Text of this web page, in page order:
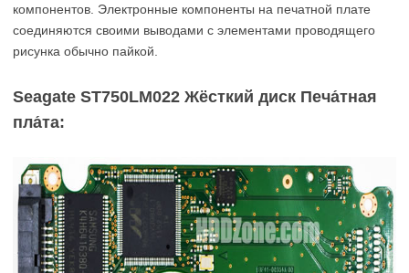
компонентов. Электронные компоненты на печатной плате
соединяются своими выводами с элементами проводящего
рисунка обычно пайкой.
Seagate ST750LM022 Жёсткий диск Печа́тная
пла́та: